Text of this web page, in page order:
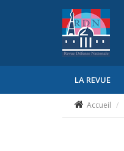
LA REVUE
Accueil